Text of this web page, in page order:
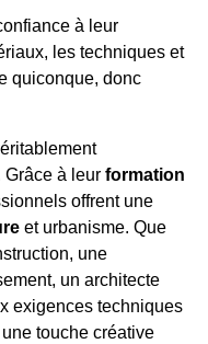
à leur
les techniques et
quiconque, donc
Grâce à leur formation
offrent une
et urbanisme. Que
une
un architecte
exigences techniques
touche créative